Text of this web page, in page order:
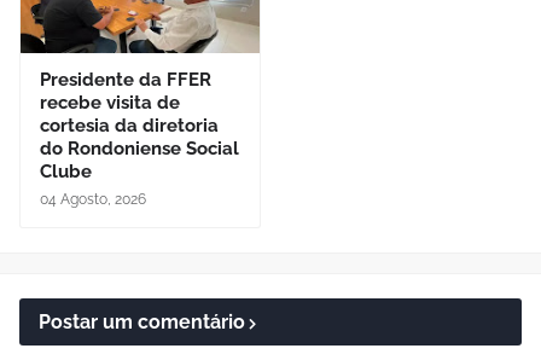
Presidente da FFER
recebe visita de
cortesia da diretoria
do Rondoniense Social
Clube
04 Agosto, 2026
Postar um comentário